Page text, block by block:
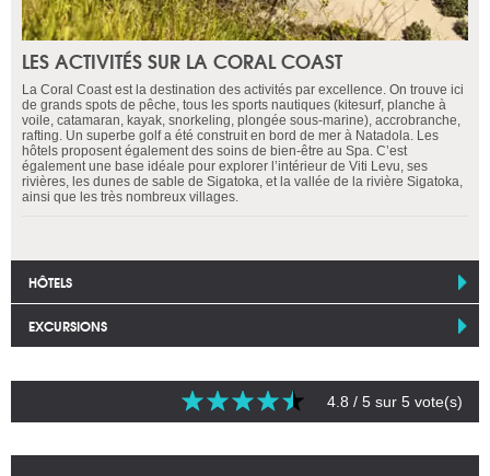
LES ACTIVITÉS SUR LA CORAL COAST
La Coral Coast est la destination des activités par excellence. On trouve ici
de grands spots de pêche, tous les sports nautiques (kitesurf, planche à
voile, catamaran, kayak, snorkeling, plongée sous-marine), accrobranche,
rafting. Un superbe golf a été construit en bord de mer à Natadola. Les
hôtels proposent également des soins de bien-être au Spa. C’est
également une base idéale pour explorer l’intérieur de Viti Levu, ses
rivières, les dunes de sable de Sigatoka, et la vallée de la rivière Sigatoka,
ainsi que les très nombreux villages.
HÔTELS
EXCURSIONS
4.8 / 5 sur 5 vote(s)